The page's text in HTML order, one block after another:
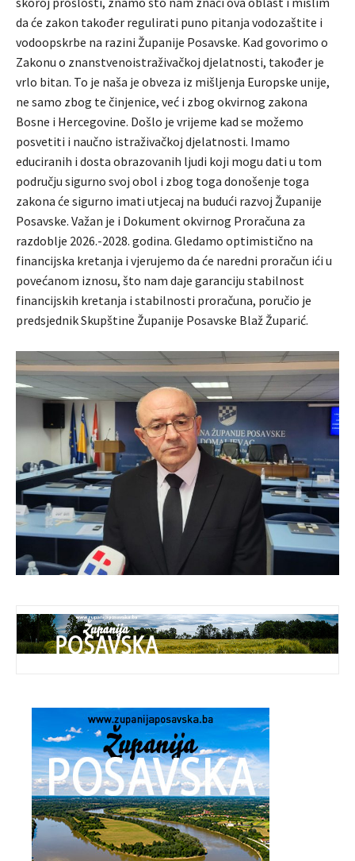
da će zakon također regulirati puno pitanja vodozaštite i
vodoopskrbe na razini Županije Posavske. Kad govorimo o
Zakonu o znanstvenoistraživačkoj djelatnosti, također je
vrlo bitan. To je naša je obveza iz mišljenja Europske unije,
ne samo zbog te činjenice, već i zbog okvirnog zakona
Bosne i Hercegovine. Došlo je vrijeme kad se možemo
posvetiti i naučno istraživačkoj djelatnosti. Imamo
educiranih i dosta obrazovanih ljudi koji mogu dati u tom
području sigurno svoj obol i zbog toga donošenje toga
zakona će sigurno imati utjecaj na budući razvoj Županije
Posavske. Važan je i Dokument okvirnog Proračuna za
razdoblje 2026.-2028. godina. Gledamo optimistično na
financijska kretanja i vjerujemo da će naredni proračun ići u
povećanom iznosu, što nam daje garanciju stabilnost
financijskih kretanja i stabilnosti proračuna, poručio je
predsjednik Skupštine Županije Posavske Blaž Župarić.